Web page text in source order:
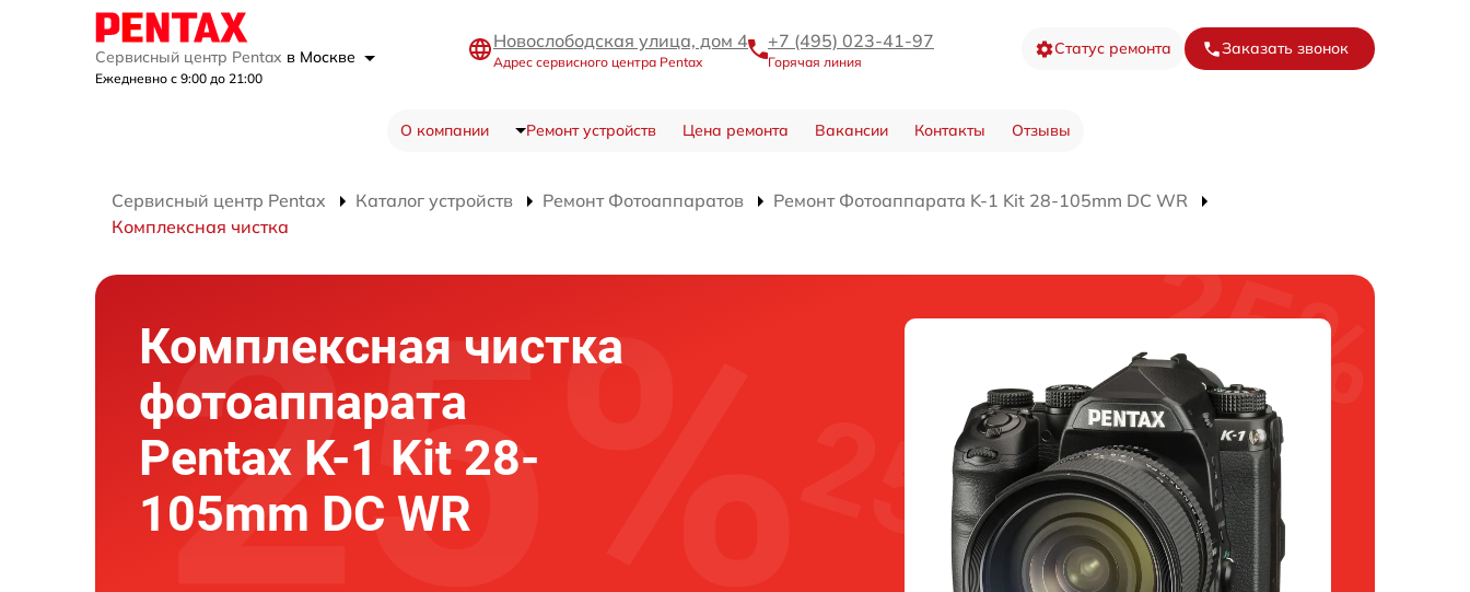
Сервисный центр Pentax в Москве
Ежедневно с 9:00 до 21:00
Новослободская улица, дом 4
Адрес сервисного центра Pentax
+7 (495) 023-41-97
Горячая линия
Статус ремонта Заказать звонок
О компании Ремонт устройств Цена ремонта Вакансии Контакты Отзывы
Сервисный центр Pentax Каталог устройств Ремонт Фотоаппаратов
Ремонт Фотоаппарата K-1 Kit 28-105mm DC WR
Комплексная чистка
Комплексная чистка
фотоаппарата
Pentax K-1 Kit 28-
105mm DC WR